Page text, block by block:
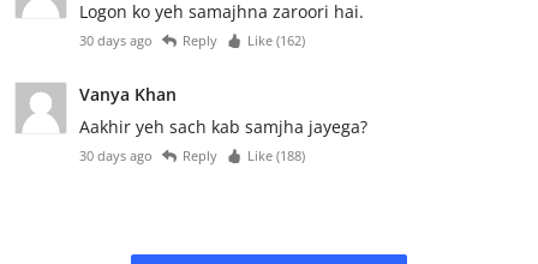
Logon ko yeh samajhna zaroori hai.
30 days ago Reply Like (162)
Vanya Khan
Aakhir yeh sach kab samjha jayega?
30 days ago Reply Like (188)